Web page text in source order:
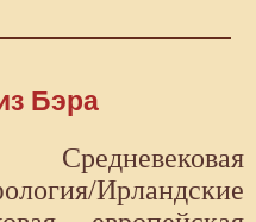
Бэра
Ирландские